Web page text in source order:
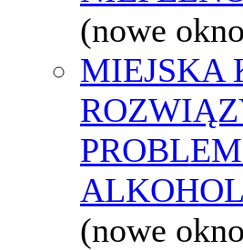
(nowe
MIEJSKA
(nowe